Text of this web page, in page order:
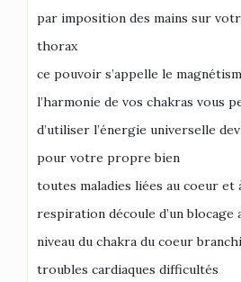
par imposition des mains sur
thorax
ce pouvoir s’appelle le
l’harmonie de vos chakras vous
d’utiliser l’énergie universelle
pour votre propre bien
toutes maladies liées au coeur et
respiration découle d’un blocage
niveau du chakra du coeur
troubles cardiaques difficultés